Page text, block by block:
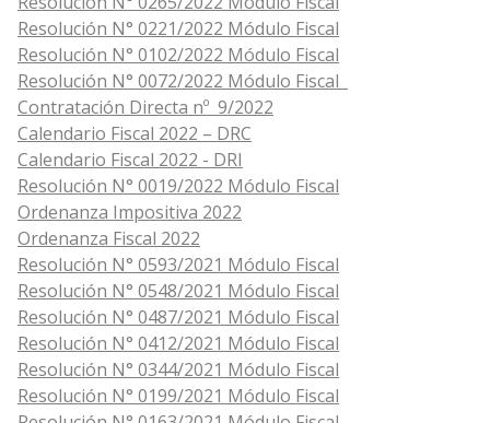
Resolución N° 0221/2022 Módulo Fiscal
Resolución N° 0102/2022 Módulo Fiscal
Resolución N° 0072/2022 Módulo Fiscal
Contratación Directa nº 9/2022
Calendario Fiscal 2022 – DRC
Calendario Fiscal 2022 - DRI
Resolución N° 0019/2022 Módulo Fiscal
Ordenanza Impositiva 2022
Ordenanza Fiscal 2022
Resolución N° 0593/2021 Módulo Fiscal
Resolución N° 0548/2021 Módulo Fiscal
Resolución N° 0487/2021 Módulo Fiscal
Resolución N° 0412/2021 Módulo Fiscal
Resolución N° 0344/2021 Módulo Fiscal
Resolución N° 0199/2021 Módulo Fiscal